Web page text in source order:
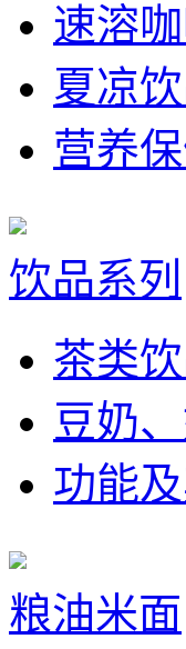
速溶
夏凉
营养
饮品系列
茶类
豆奶
功能
粮油米面